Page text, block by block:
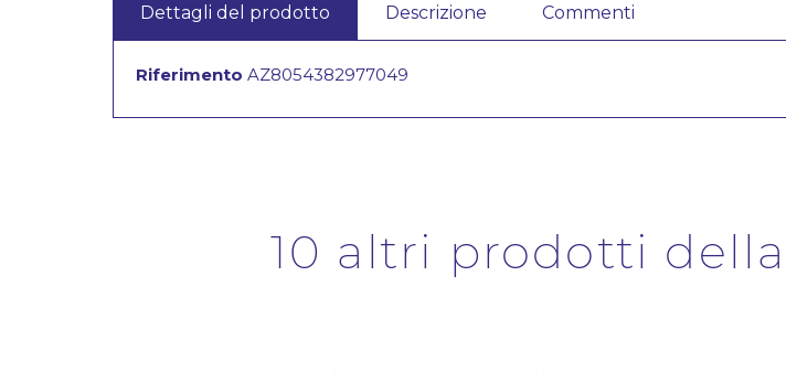
Dettagli del prodotto Descrizione Commenti
Riferimento AZ8054382977049
10 altri prodotti